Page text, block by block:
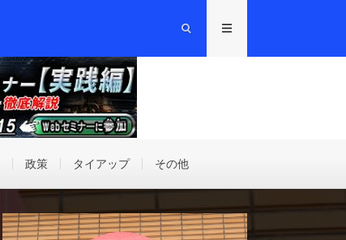
政策 タイアップ その他